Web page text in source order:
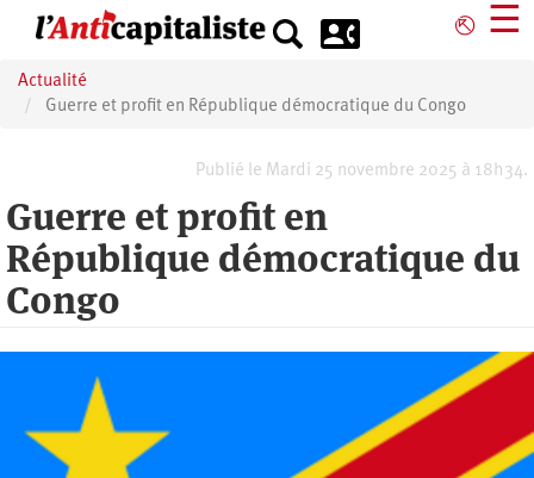
principal
⎋ ☰
Actualité
Guerre et profit en République démocratique du Congo
Publié le Mardi 25 novembre 2025 à 18h34.
Guerre et profit en
République démocratique du
Congo